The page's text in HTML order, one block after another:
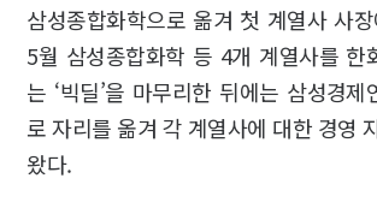
삼성종합화학으로 옮겨 첫 계열사 사
5월 삼성종합화학 등 4개 계열사를 한
는 ‘빅딜’을 마무리한 뒤에는 삼성경제
로 자리를 옮겨 각 계열사에 대한 경영
왔다.